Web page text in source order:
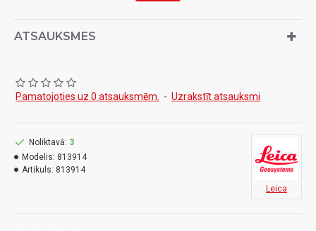
ATSAUKSMES
Pamatojoties uz 0 atsauksmēm. - Uzrakstīt atsauksmi
Noliktavā: 3
Modelis: 813914
Artikuls: 813914
Leica